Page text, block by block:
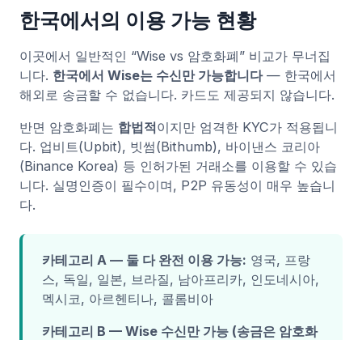
한국에서의 이용 가능 현황
이곳에서 일반적인 “Wise vs 암호화폐” 비교가 무너집
니다. 한국에서 Wise는 수신만 가능합니다— 한국에서
해외로 송금할 수 없습니다. 카드도 제공되지 않습니다.
반면 암호화폐는 합법적이지만 엄격한 KYC가 적용됩니
다. 업비트(Upbit), 빗썸(Bithumb), 바이낸스 코리아
(Binance Korea) 등 인허가된 거래소를 이용할 수 있습
니다. 실명인증이 필수이며, P2P 유동성이 매우 높습니
다.
카테고리 A — 둘 다 완전 이용 가능: 영국, 프랑
스, 독일, 일본, 브라질, 남아프리카, 인도네시아,
멕시코, 아르헨티나, 콜롬비아
카테고리 B — Wise 수신만 가능 (송금은 암호화